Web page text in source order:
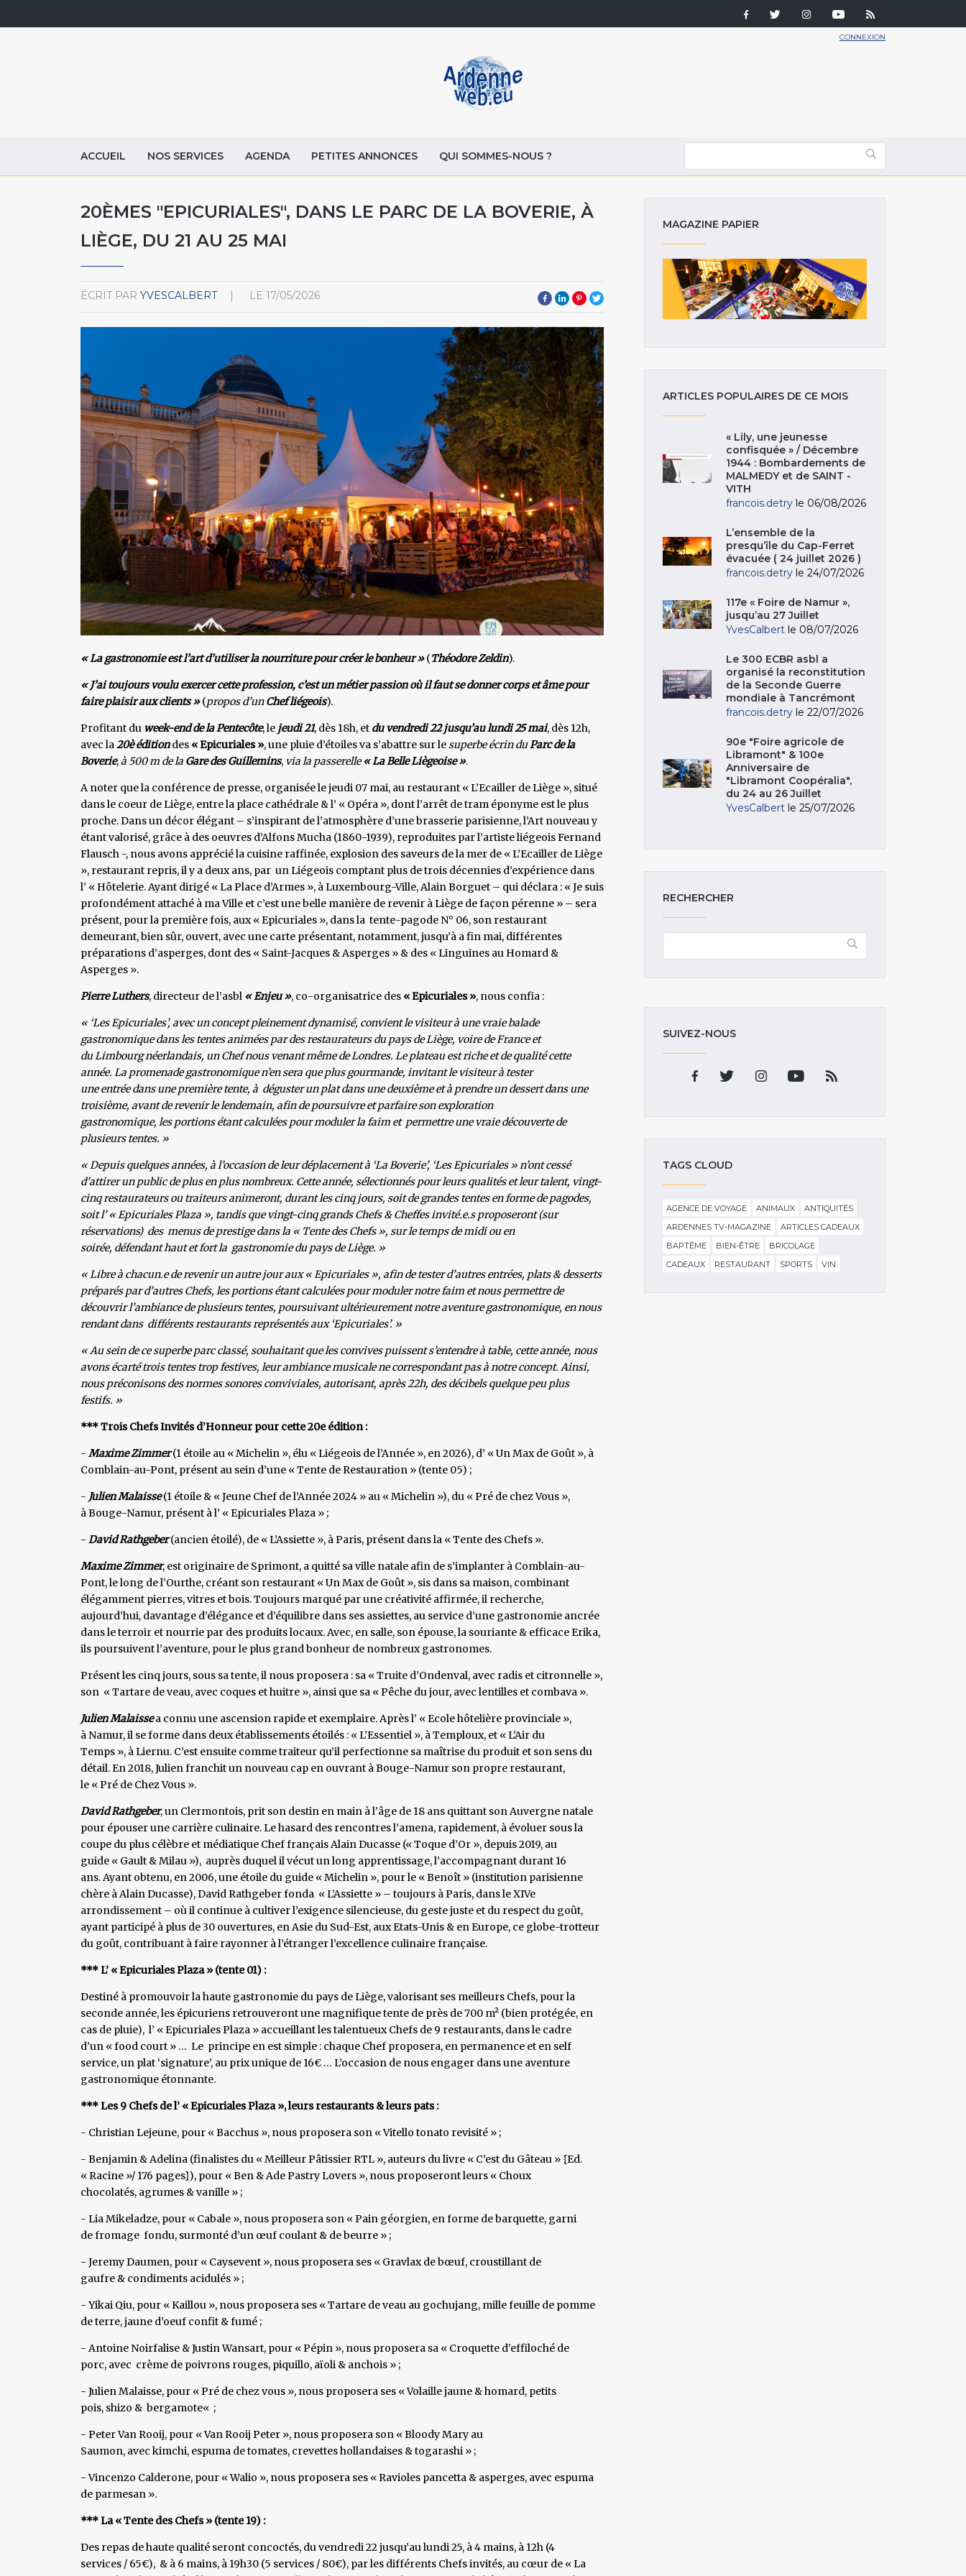
CONNEXION
ACCUEIL NOS SERVICES AGENDA PETITES ANNONCES QUI SOMMES-NOUS ?
20ÈMES "EPICURIALES", DANS LE PARC DE LA BOVERIE, À
LIÈGE, DU 21 AU 25 MAI
ÉCRIT PAR YVESCALBERT LE 17/05/2026
« La gastronomie est l’art d’utiliser la nourriture pour créer le bonheur »(Théodore Zeldin).
« J’ai toujours voulu exercer cette profession, c’est un métier passion où il faut se donner corps et âme pour
faire plaisir aux clients »(propos d’un Chef liégeois).
Profitant du week-end de la Pentecôte, le jeudi 21, dès 18h, et du vendredi 22 jusqu’au lundi 25 mai, dès 12h,
avec la20è éditiondes « Epicuriales », une pluie d’étoiles va s’abattre sur lesuperbe écrin duParc de la
Boverie,à 500 m de la Gare des Guillemins, via la passerelle« La Belle Liègeoise ».
A noter que la conférence de presse, organisée le jeudi 07 mai, au restaurant « L’Ecailler de Liège », situé
dans le coeur de Liège, entre la place cathédrale & l’ « Opéra », dont l’arrêt de tram éponyme est le plus
proche. Dans un décor élégant – s’inspirant de l’atmosphère d’une brasserie parisienne, l’Art nouveau y
étant valorisé, grâce à des oeuvres d’Alfons Mucha (1860-1939), reproduites par l’artiste liégeois Fernand
Flausch -, nous avons apprécié la cuisine raffinée, explosion des saveurs de la mer de « L’Ecailler de Liège
», restaurant repris, il y a deux ans, par un Liégeois comptant plus de trois décennies d’expérience dans
l’ « Hôtelerie. Ayant dirigé « La Place d’Armes », à Luxembourg-Ville, Alain Borguet – qui déclara : « Je suis
profondément attaché à ma Ville et c’est une belle manière de revenir à Liège de façon pérenne » – sera
présent, pour la première fois, aux « Epicuriales », dans la tente-pagode N° 06, son restaurant
demeurant, bien sûr, ouvert, avec une carte présentant, notamment, jusqu’à a fin mai, différentes
préparations d’asperges, dont des « Saint-Jacques & Asperges » & des « Linguines au Homard &
Asperges ».
Pierre Luthers, directeur de l’asbl « Enjeu », co-organisatrice des « Epicuriales », nous confia :
« ‘Les Epicuriales’, avec un concept pleinement dynamisé, convient le visiteur à une vraie balade
gastronomique dans les tentes animées par des restaurateurs du pays de Liège, voire de France et
du Limbourg néerlandais, un Chef nous venant même de Londres. Le plateau est riche et de qualité cette
année. La promenade gastronomique n’en sera que plus gourmande, invitant le visiteur à tester
une entrée dans une première tente, à déguster un plat dans une deuxième et à prendre un dessert dans une
troisième, avant de revenir le lendemain, afin de poursuivre et parfaire son exploration
gastronomique, les portions étant calculées pour moduler la faim et permettre une vraie découverte de
plusieurs tentes. »
« Depuis quelques années, à l’occasion de leur déplacement à ‘La Boverie’, ‘Les Epicuriales » n’ont cessé
d’attirer un public de plus en plus nombreux. Cette année, sélectionnés pour leurs qualités et leur talent, vingt-
cinq restaurateurs ou traiteurs animeront, durant les cinq jours, soit de grandes tentes en forme de pagodes,
soit l’ « Epicuriales Plaza », tandis que vingt-cinq grands Chefs & Cheffes invité.e.s proposeront (sur
réservations) des menus de prestige dans la « Tente des Chefs », sur le temps de midi ou en
soirée, défendant haut et fort la gastronomie du pays de Liège. »
« Libre à chacun.e de revenir un autre jour aux « Epicuriales », afin de tester d’autres entrées, plats & desserts
préparés par d’autres Chefs, les portions étant calculées pour moduler notre faim et nous permettre de
découvrir l’ambiance de plusieurs tentes, poursuivant ultérieurement notre aventure gastronomique, en nous
rendant dans différents restaurants représentés aux ‘Epicuriales’. »
« Au sein de ce superbe parc classé, souhaitant que les convives puissent s’entendre à table, cette année, nous
avons écarté trois tentes trop festives, leur ambiance musicale ne correspondant pas à notre concept. Ainsi,
nous préconisons des normes sonores conviviales, autorisant, après 22h, des décibels quelque peu plus
festifs. »
*** Trois Chefs Invités d’Honneur pour cette 20e édition :
- Maxime Zimmer(1 étoile au « Michelin », élu « Liégeois de l’Année », en 2026), d’ « Un Max de Goût », à
Comblain-au-Pont, présent au sein d’une « Tente de Restauration » (tente 05) ;
- Julien Malaisse(1 étoile & « Jeune Chef de l’Année 2024 » au « Michelin »), du « Pré de chez Vous »,
à Bouge-Namur, présent à l’ « Epicuriales Plaza » ;
- David Rathgeber(ancien étoilé), de « L’Assiette », à Paris, présent dans la « Tente des Chefs ».
Maxime Zimmer, est originaire de Sprimont, a quitté sa ville natale afin de s’implanter à Comblain-au-
Pont, le long de l’Ourthe, créant son restaurant « Un Max de Goût », sis dans sa maison, combinant
élégamment pierres, vitres et bois. Toujours marqué par une créativité affirmée, il recherche,
aujourd’hui, davantage d’élégance et d’équilibre dans ses assiettes, au service d’une gastronomie ancrée
dans le terroir et nourrie par des produits locaux. Avec, en salle, son épouse, la souriante & efficace Erika,
ils poursuivent l’aventure, pour le plus grand bonheur de nombreux gastronomes.
Présent les cinq jours, sous sa tente, il nous proposera : sa « Truite d’Ondenval, avec radis et citronnelle »,
son « Tartare de veau, avec coques et huitre », ainsi que sa « Pêche du jour, avec lentilles et combava ».
Julien Malaisse a connu une ascension rapide et exemplaire. Après l’ « Ecole hôtelière provinciale »,
à Namur, il se forme dans deux établissements étoilés : « L’Essentiel », à Temploux, et « L’Air du
Temps », à Liernu. C’est ensuite comme traiteur qu’il perfectionne sa maîtrise du produit et son sens du
détail. En 2018, Julien franchit un nouveau cap en ouvrant à Bouge-Namur son propre restaurant,
le « Pré de Chez Vous ».
David Rathgeber, un Clermontois, prit son destin en main à l’âge de 18 ans quittant son Auvergne natale
pour épouser une carrière culinaire. Le hasard des rencontres l’amena, rapidement, à évoluer sous la
coupe du plus célèbre et médiatique Chef français Alain Ducasse (« Toque d’Or », depuis 2019, au
guide « Gault & Milau »), auprès duquel il vécut un long apprentissage, l’accompagnant durant 16
ans. Ayant obtenu, en 2006, une étoile du guide « Michelin », pour le « Benoît » (institution parisienne
chère à Alain Ducasse), David Rathgeber fonda « L’Assiette » – toujours à Paris, dans le XIVe
arrondissement – où il continue à cultiver l’exigence silencieuse, du geste juste et du respect du goût,
ayant participé à plus de 30 ouvertures, en Asie du Sud-Est, aux Etats-Unis & en Europe, ce globe-trotteur
du goût, contribuant à faire rayonner à l’étranger l’excellence culinaire française.
*** L’ « Epicuriales Plaza » (tente 01) :
Destiné à promouvoir la haute gastronomie du pays de Liège, valorisant ses meilleurs Chefs, pour la
seconde année, les épicuriens retrouveront une magnifique tente de près de 700 m² (bien protégée, en
cas de pluie), l’ « Epicuriales Plaza » accueillant les talentueux Chefs de 9 restaurants, dans le cadre
d’un « food court » … Le principe en est simple : chaque Chef proposera, en permanence et en self
service, un plat ‘signature’, au prix unique de 16€ … L’occasion de nous engager dans une aventure
gastronomique étonnante.
*** Les 9 Chefs de l’ « Epicuriales Plaza », leurs restaurants & leurs pats :
- Christian Lejeune, pour « Bacchus », nous proposera son « Vitello tonato revisité » ;
- Benjamin & Adelina (finalistes du « Meilleur Pâtissier RTL », auteurs du livre « C’est du Gâteau » {Ed.
« Racine »/ 176 pages}), pour « Ben & Ade Pastry Lovers », nous proposeront leurs « Choux
chocolatés, agrumes & vanille » ;
- Lia Mikeladze, pour « Cabale », nous proposera son « Pain géorgien, en forme de barquette, garni
de fromage fondu, surmonté d’un œuf coulant & de beurre » ;
- Jeremy Daumen, pour « Caysevent », nous proposera ses « Gravlax de bœuf, croustillant de
gaufre & condiments acidulés » ;
- Yikai Qiu, pour « Kaillou », nous proposera ses « Tartare de veau au gochujang, mille feuille de pomme
de terre, jaune d’oeuf confit & fumé ;
- Antoine Noirfalise & Justin Wansart, pour « Pépin », nous proposera sa « Croquette d’effiloché de
porc, avec crème de poivrons rouges, piquillo, aïoli & anchois » ;
- Julien Malaisse, pour « Pré de chez vous », nous proposera ses « Volaille jaune & homard, petits
pois, shizo & bergamote« ;
- Peter Van Rooij, pour « Van Rooij Peter », nous proposera son « Bloody Mary au
Saumon, avec kimchi, espuma de tomates, crevettes hollandaises & togarashi » ;
- Vincenzo Calderone, pour « Walio », nous proposera ses « Ravioles pancetta & asperges, avec espuma
de parmesan ».
*** La « Tente des Chefs » (tente 19) :
Des repas de haute qualité seront concoctés, du vendredi 22 jusqu’au lundi 25, à 4 mains, à 12h (4
services / 65€), & à 6 mains, à 19h30 (5 services / 80€), par les différents Chefs invités, au cœur de « La
MAGAZINE PAPIER
ARTICLES POPULAIRES DE CE MOIS
« Lily, une jeunesse
confisquée » / Décembre
1944 : Bombardements de
MALMEDY et de SAINT -
VITH
francois.detry le 06/08/2026
L’ensemble de la
presqu’île du Cap-Ferret
évacuée ( 24 juillet 2026 )
francois.detry le 24/07/2026
117e « Foire de Namur »,
jusqu’au 27 Juillet
YvesCalbert le 08/07/2026
Le 300 ECBR asbl a
organisé la reconstitution
de la Seconde Guerre
mondiale à Tancrémont
francois.detry le 22/07/2026
90e "Foire agricole de
Libramont" & 100e
Anniversaire de
"Libramont Coopéralia",
du 24 au 26 Juillet
YvesCalbert le 25/07/2026
RECHERCHER
SUIVEZ-NOUS
TAGS CLOUD
AGENCE DE VOYAGE ANIMAUX
ANTIQUITÉS
ARDENNES TV-MAGAZINE
ARTICLES CADEAUX
BAPTÊME
BIEN-ÊTRE
BRICOLAGE
CADEAUX
RESTAURANT SPORTS VIN